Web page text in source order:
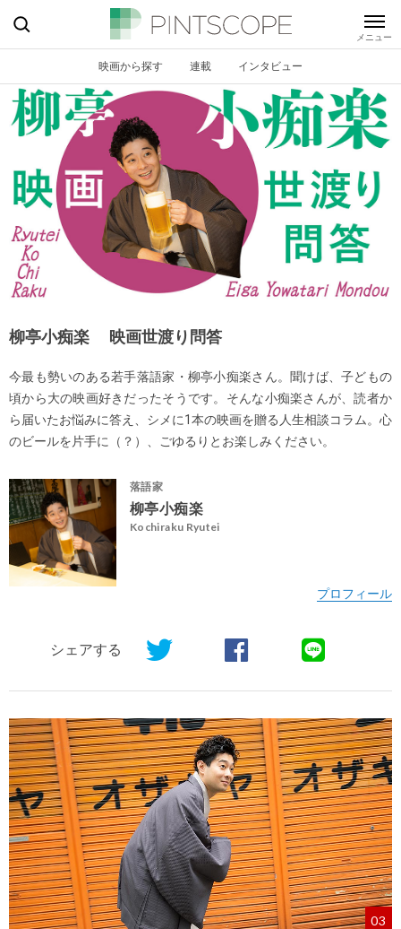
映画から探す 連載 インタビュー
柳亭小痴楽 映画世渡り問答
今最も勢いのある若手落語家・柳亭小痴楽さん。聞けば、子どもの
頃から大の映画好きだったそうです。そんな小痴楽さんが、読者か
ら届いたお悩みに答え、シメに1本の映画を贈る人生相談コラム。心
のビールを片手に（？）、ごゆるりとお楽しみください。
落語家
柳亭小痴楽
Kochiraku Ryutei
シェアする
03